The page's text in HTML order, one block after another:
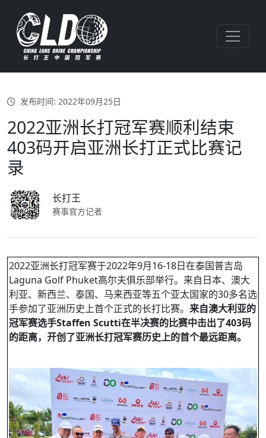
发布时间: 2022年09月25日
2022亚洲长打冠军赛顺利结束
403码开启亚洲长打正式比赛记
录
长打王
赛事官方记者
2022亚洲长打冠军赛于2022年9月16-18日在泰国普吉岛
Laguna Golf Phuket高尔夫俱乐部举行。来自日本、澳大
利亚、新西兰、泰国、马来西亚等五个亚太国家的30多名选
手参加了亚洲历史上首个正式的长打比赛。 来自澳大利亚的
冠军赛选手Staffen Scutti在半决赛的比赛中击出了403码
的距离，开创了亚洲长打冠军赛历史上的首个最远距离。